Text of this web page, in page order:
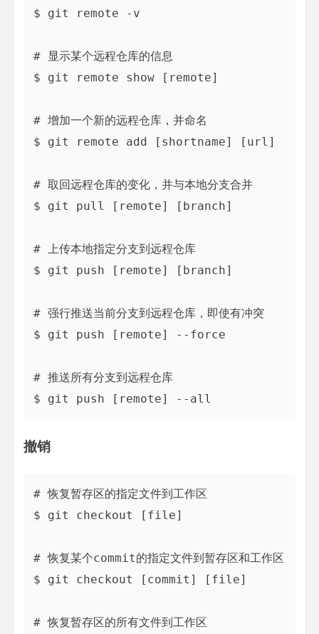
$ git remote -v
# 显示某个远程仓库的信息
$ git remote show [remote]
# 增加一个新的远程仓库，并命名
$ git remote add [shortname] [url]
# 取回远程仓库的变化，并与本地分支合并
$ git pull [remote] [branch]
# 上传本地指定分支到远程仓库
$ git push [remote] [branch]
# 强行推送当前分支到远程仓库，即使有冲突
$ git push [remote] --force
# 推送所有分支到远程仓库
撤销
# 恢复暂存区的指定文件到工作区
$ git checkout [file]
# 恢复某个commit的指定文件到暂存区和工作区
$ git checkout [commit] [file]
# 恢复暂存区的所有文件到工作区